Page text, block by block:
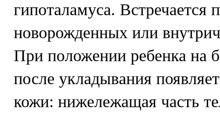
гипоталамуса. Встречается
новорожденных или
При положении ребенка на
после укладывания
кожи: нижележащая часть